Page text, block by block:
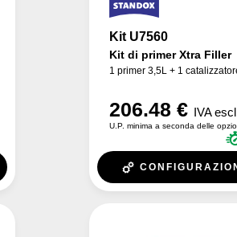
Kit U7560
Kit di primer Xtra Filler
1 primer 3,5L + 1
206.48 € IVA
U.P. minima a seconda delle